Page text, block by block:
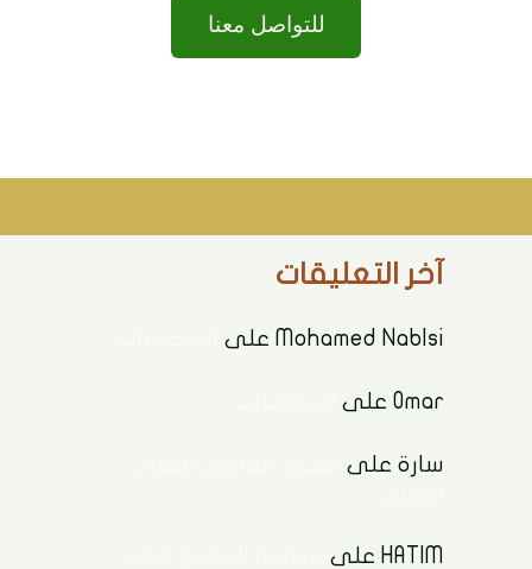
للتواصل معنا
آخر التعليقات
Mohamed Nablsi على
Omar على
سارة على
HATIM على